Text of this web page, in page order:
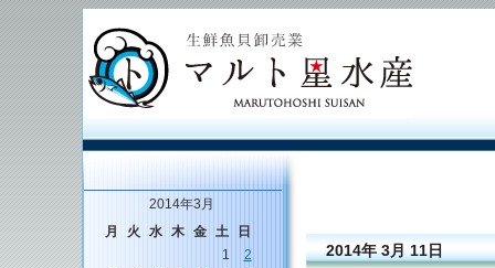
2014年 3月 11日
2014年3月
月
火 水 木 金 土
日
1
2